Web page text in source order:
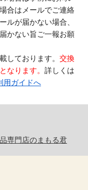
合はメールでご連絡
ルが届かない場合、
かない旨ご一報お願
しております。 交換
なります。 詳しくは
用ガイドへ
専門店のまもる君